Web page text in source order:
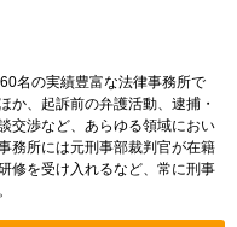
名の実績豊富な法律事務所で
か、起訴前の弁護活動、逮捕・
交渉など、あらゆる領域におい
務所には元刑事部裁判官が在籍
修を受け入れるなど、常に刑事